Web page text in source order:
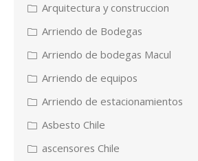
Arquitectura y construccion
Arriendo de Bodegas
Arriendo de bodegas Macul
Arriendo de equipos
Arriendo de estacionamientos
Asbesto Chile
ascensores Chile